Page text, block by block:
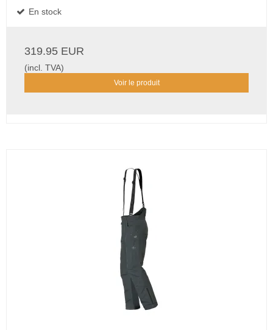
En stock
319.95 EUR
(incl. TVA)
Voir le produit